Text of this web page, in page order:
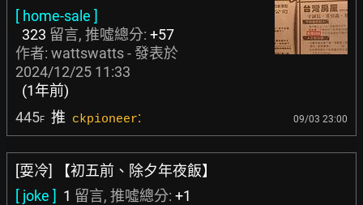
[ home-sale ]
323 留言, 推噓總分: +57
作者: wattswatts- 發表於
2024/12/25 11:33
(1年前)
445F 推 ckpioneer: 09/03 23:00
[耍冷] 【初五前、除夕年夜飯】
[ joke ] 1 留言, 推噓總分: +1